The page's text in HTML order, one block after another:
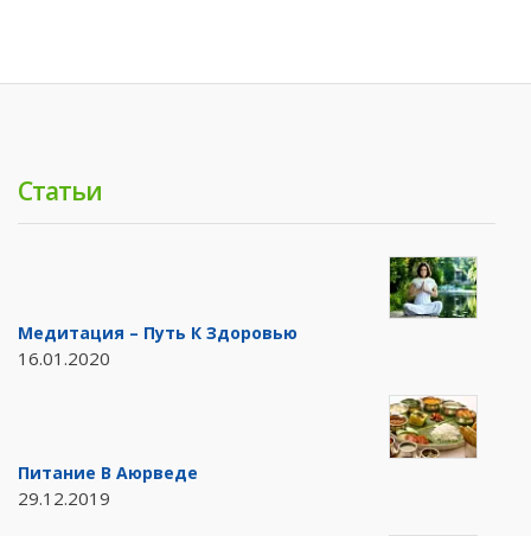
Статьи
Медитация – Путь К Здоровью
16.01.2020
Питание В Аюрведе
29.12.2019